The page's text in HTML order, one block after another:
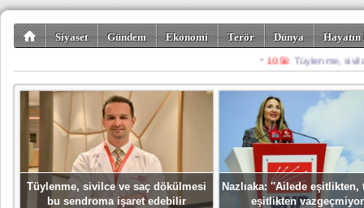
Siyaset Gündem Ekonomi Terör Dünya
Spor Misafir
Tüylenme, sivilce ve saç dökülmesi
bu sendroma işaret edebilir
Nazlıaka: ''Ailede eşitlikten,
eşitlikten